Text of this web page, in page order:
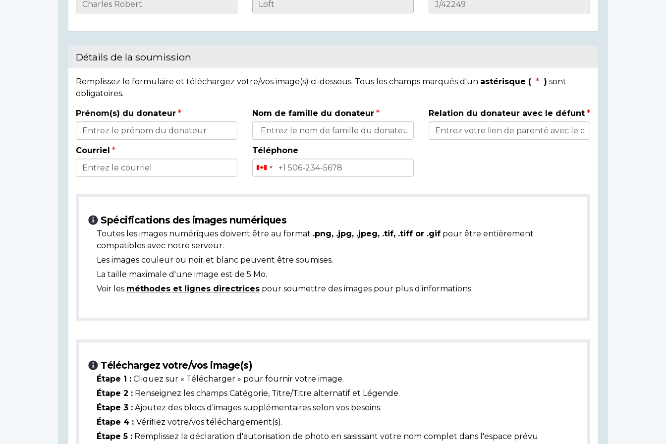
Informations
l'individu
Détails de la soumission
Remplissez le formulaire et téléchargez votre/vos image(s) ci-dessous. Tous les champs marqués d'un astérisque ( ) sont
obligatoires.
Détails
du
donateur
Prénom(s) du donateur Nom de famille du donateur Relation du donateur avec le défunt
Courriel Téléphone
Spécifications des images numériques
Toutes les images numériques doivent être au format .png, .jpg, .jpeg, .tif, .tiff or .gif pour être entièrement
compatibles avec notre serveur.
Les images couleur ou noir et blanc peuvent être soumises.
La taille maximale d'une image est de 5 Mo.
Voir les méthodes et lignes directrices pour soumettre des images pour plus d'informations.
Téléchargez votre/vos image(s)
Étape 1 : Cliquez sur « Télécharger » pour fournir votre image.
Étape 2 : Renseignez les champs Catégorie, Titre/Titre alternatif et Légende.
Étape 3 : Ajoutez des blocs d'images supplémentaires selon vos besoins.
Étape 4 : Vérifiez votre/vos téléchargement(s).
Étape 5 : Remplissez la déclaration d'autorisation de photo en saisissant votre nom complet dans l'espace prévu.